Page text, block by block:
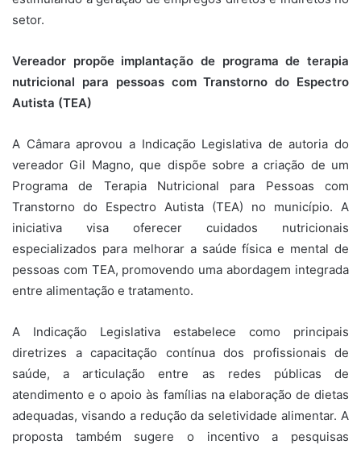
setor.
Vereador propõe implantação de programa de terapia
nutricional para pessoas com Transtorno do Espectro
Autista (TEA)
A Câmaraaprovou a Indicação Legislativa de autoria do
vereador Gil Magno, que dispõe sobre a criação de um
Programa de Terapia Nutricional para Pessoas com
Transtorno do Espectro Autista (TEA) no município. A
iniciativa visa oferecer cuidados nutricionais
especializados para melhorar a saúde física e mental de
pessoas com TEA, promovendo uma abordagem integrada
entre alimentação e tratamento.
A Indicação Legislativa estabelece como principais
diretrizes a capacitação contínua dos profissionais de
saúde, a articulação entre as redes públicas de
atendimento e o apoio às famílias na elaboração de dietas
adequadas, visando a redução da seletividade alimentar. A
proposta também sugere o incentivo a pesquisas